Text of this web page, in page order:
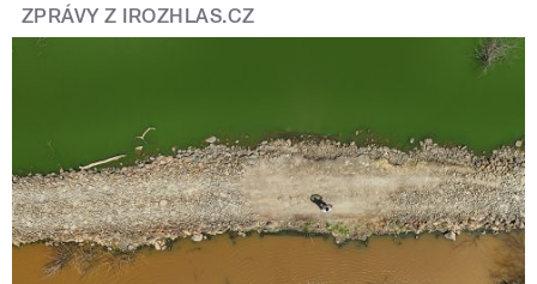
ZPRÁVY Z IROZHLAS.CZ